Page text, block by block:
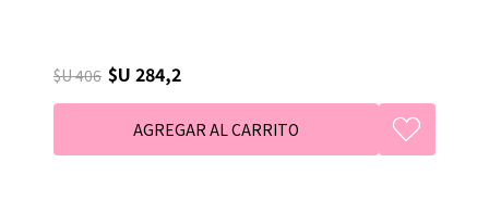
$U 406 $U 284,2